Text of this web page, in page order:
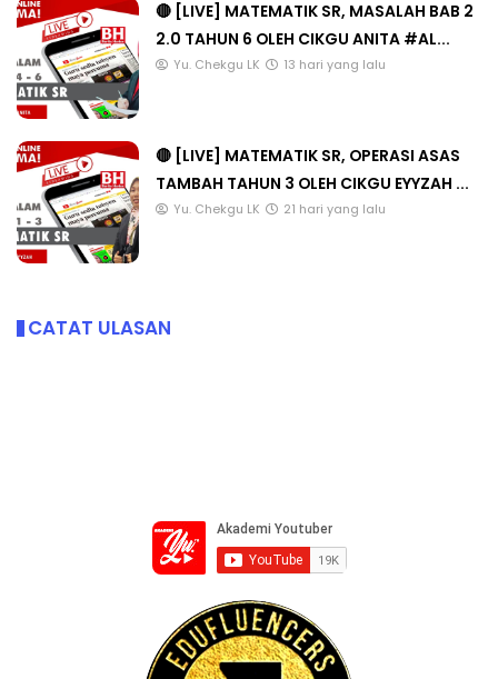
🔴 [LIVE] MATEMATIK SR, MASALAH BAB 2
2.0 TAHUN 6 OLEH CIKGU ANITA #AL...
Yu. Chekgu LK 13 hari yang lalu
🔴 [LIVE] MATEMATIK SR, OPERASI ASAS
TAMBAH TAHUN 3 OLEH CIKGU EYYZAH ...
Yu. Chekgu LK 21 hari yang lalu
CATAT ULASAN